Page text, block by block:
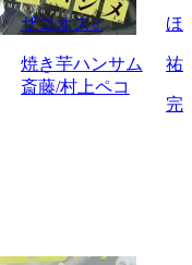
ザコオス♂
焼き芋ハンサム
斎藤/村上ペコ
ほ
祐
完